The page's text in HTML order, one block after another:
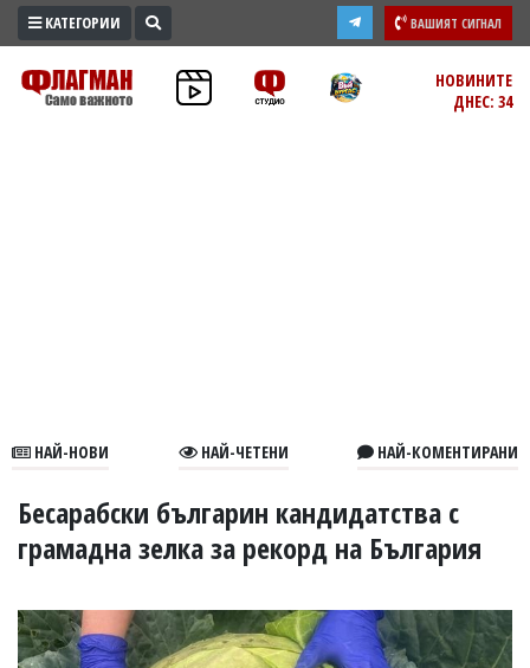
ПРОМО
ЗОНА
В
УКРАЙНА
СПОРТ
РАЗСЛЕДВАНЕ
БИЗНЕС
КАТЕГОРИИ ВАШИЯТ СИГНАЛ
НОВИНИТЕ
ДНЕС: 34
НАЙ-НОВИ НАЙ-ЧЕТЕНИ НАЙ-КОМЕНТИРАНИ
Бесарабски българин кандидатства с
грамадна зелка за рекорд на България